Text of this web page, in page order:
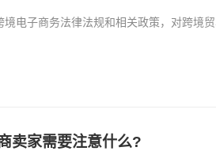
电子商务法律法规和相关政策，对跨境
卖家需要注意什么?